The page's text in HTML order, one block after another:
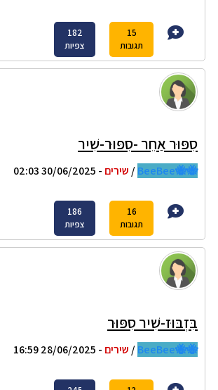
15
תגובות
182
צפיות
סִפּוּר אַחֵר -סִפּוּר-שִׁיר
🐝🐝BeeBee
/ שירים - 30/06/2025 02:03
16
תגובות
186
צפיות
בִּזְבּוּז-שִׁיר סִפּוּר
🐝🐝BeeBee
/ שירים - 28/06/2025 16:59